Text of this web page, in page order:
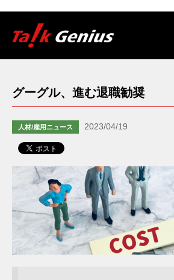
グーグル、進む退職勧奨
人材/雇用ニュース 2023/04/19